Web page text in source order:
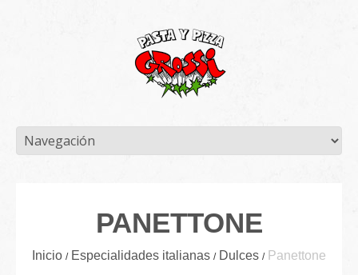
PANETTONE
Inicio Especialidades italianas Dulces Panettone